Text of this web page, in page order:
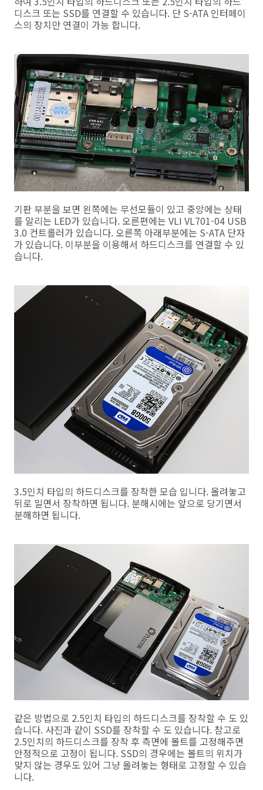
디스크 또는 SSD를 연결할 수 있습니다. 단 S-ATA 인터페이
스의 장치만 연결이 가능 합니다.
기판 부분을 보면 왼쪽에는 무선모듈이 있고 중앙에는 상태
를 알리는 LED가 있습니다. 오른편에는 VLI VL701-04 USB
3.0 컨트롤러가 있습니다. 오른쪽 아래부분에는 S-ATA 단자
가 있습니다. 이부분을 이용해서 하드디스크를 연결할 수 있
습니다.
3.5인치 타입의 하드디스크를 장착한 모습 입니다. 올려놓고
뒤로 밀면서 장착하면 됩니다. 분해시에는 앞으로 당기면서
분해하면 됩니다.
같은 방법으로 2.5인치 타입의 하드디스크를 장착할 수 도 있
습니다. 사진과 같이 SSD를 장착할 수 도 있습니다. 참고로
2.5인치의 하드디스크를 장착 후 측면에 볼트를 고정해주면
안정적으로 고정이 됩니다. SSD의 경우에는 볼트의 위치가
맞지 않는 경우도 있어 그냥 올려놓는 형태로 고정할 수 있습
니다.